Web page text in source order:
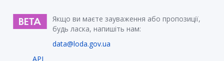
Якщо ви маєте зауваження або пропозиції,
будь ласка, напишіть нам:
data@loda.gov.ua
API